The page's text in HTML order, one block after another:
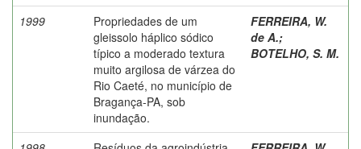
1999
Propriedades de um
gleissolo háplico sódico
típico a moderado textura
muito argilosa de várzea do
Rio Caeté, no município de
Bragança-PA, sob
inundação.
FERREIRA, W.
de A.;
BOTELHO, S. M.